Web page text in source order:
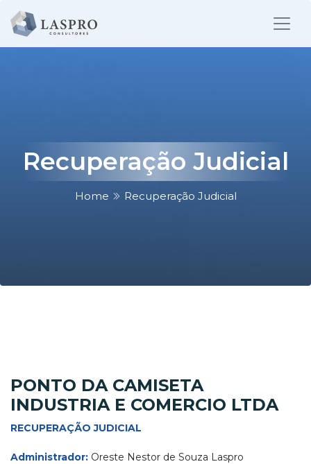
Recuperação Judicial
Home Recuperação Judicial
PONTO DA CAMISETA
INDUSTRIA E COMERCIO LTDA
RECUPERAÇÃO JUDICIAL
Administrador: Oreste Nestor de Souza Laspro